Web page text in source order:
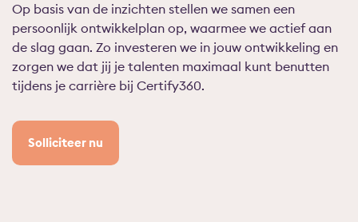
Op basis van de inzichten stellen we samen een
persoonlijk ontwikkelplan op, waarmee we actief aan
de slag gaan. Zo investeren we in jouw ontwikkeling en
zorgen we dat jij je talenten maximaal kunt benutten
tijdens je carrière bij Certify360.
Solliciteer nu